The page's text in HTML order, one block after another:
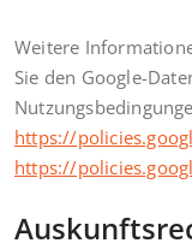
Weitere
Sie den Google-
https://
https://